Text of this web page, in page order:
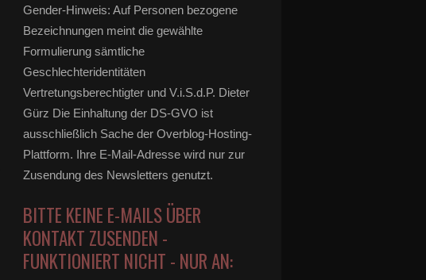
Gender-Hinweis: Auf Personen bezogene
Bezeichnungen meint die gewählte
Formulierung sämtliche
Geschlechteridentitäten
Vertretungsberechtigter und V.i.S.d.P. Dieter
Gürz Die Einhaltung der DS-GVO ist
ausschließlich Sache der Overblog-Hosting-
Plattform. Ihre E-Mail-Adresse wird nur zur
Zusendung des Newsletters genutzt.
BITTE KEINE E-MAILS ÜBER
KONTAKT ZUSENDEN -
FUNKTIONIERT NICHT - NUR AN: